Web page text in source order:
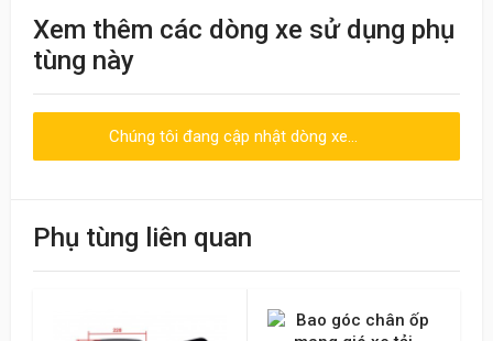
09:30 20/06/2023
Viết đánh giá
Điểm đánh giá
Xem thêm các dòng xe sử dụng phụ
tùng này
Chúng tôi đang cập nhật dòng xe...
Phụ tùng liên quan